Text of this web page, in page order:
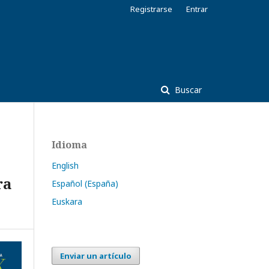
Buscar
Registrarse Entrar
Idioma
English
Español (España)
Euskara
Enviar un artículo